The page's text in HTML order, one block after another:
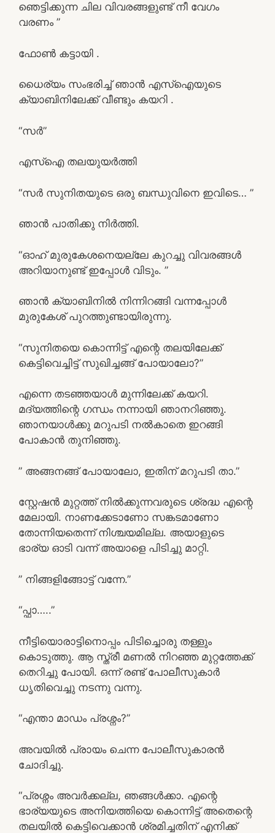
ഞെട്ടിക്കുന്ന ചില വിവരങ്ങളുണ്ട് നീ വേഗം
വരണം ”
ഫോൺ കട്ടായി .
ധൈര്യം സംഭരിച്ച് ഞാൻ എസ്ഐയുടെ
ക്യാബിനിലേക്ക് വീണ്ടും കയറി .
“സർ”
എസ്ഐ തലയുയർത്തി
“സർ സുനിതയുടെ ഒരു ബന്ധുവിനെ ഇവിടെ… ”
ഞാൻ പാതിക്കു നിർത്തി.
“ഓഹ് മുരുകേശനെയല്ലേ കുറച്ചു വിവരങ്ങൾ
അറിയാനുണ്ട് ഇപ്പോൾ വിടും. ”
ഞാൻ ക്യാബിനിൽ നിന്നിറങ്ങി വന്നപ്പോൾ
മുരുകേശ് പുറത്തുണ്ടായിരുന്നു.
“സുനിതയെ കൊന്നിട്ട് എന്റെ തലയിലേക്ക്
കെട്ടിവെച്ചിട്ട് സുഖിച്ചങ്ങ് പോയാലോ?”
എന്നെ തടഞ്ഞയാൾ മുന്നിലേക്ക് കയറി.
മദ്യത്തിന്റെ ഗന്ധം നന്നായി ഞാനറിഞ്ഞു.
ഞാനയാൾക്കു മറുപടി നൽകാതെ ഇറങ്ങി
പോകാൻ തുനിഞ്ഞു.
” അങ്ങനങ്ങ് പോയാലോ, ഇതിന് മറുപടി താ.”
സ്റ്റേഷൻ മുറ്റത്ത് നിൽക്കുന്നവരുടെ ശ്രദ്ധ എന്റെ
മേലായി. നാണക്കേടാണോ സങ്കടമാണോ
തോന്നിയതെന്ന് നിശ്ചയമില്ല. അയാളുടെ
ഭാര്യ ഓടി വന്ന് അയാളെ പിടിച്ചു മാറ്റി.
” നിങ്ങളിങ്ങോട്ട് വന്നേ.”
“പ്ഫാ…..”
നീട്ടിയൊരാട്ടിനൊപ്പം പിടിച്ചൊരു തള്ളും
കൊടുത്തു. ആ സ്ത്രീ മണൽ നിറഞ്ഞ മുറ്റത്തേക്ക്
തെറിച്ചു പോയി. ഒന്ന് രണ്ട് പോലീസുകാർ
ധൃതിവെച്ചു നടന്നു വന്നു.
“എന്താ മാഡം പ്രശ്നം?”
അവയിൽ പ്രായം ചെന്ന പോലീസുകാരൻ
ചോദിച്ചു.
“പ്രശ്നം അവർക്കല്ല, ഞങ്ങൾക്കാ. എന്റെ
ഭാര്യയുടെ അനിയത്തിയെ കൊന്നിട്ട് അതെന്റെ
തലയിൽ കെട്ടിവെക്കാൻ ശ്രമിച്ചതിന് എനിക്ക്